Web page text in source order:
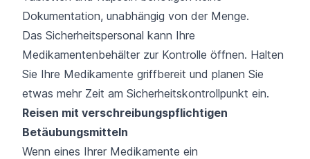
Dokumentation, unabhängig von der Menge.
Das Sicherheitspersonal kann Ihre
Medikamentenbehälter zur Kontrolle öffnen. Halten
Sie Ihre Medikamente griffbereit und planen Sie
etwas mehr Zeit am Sicherheitskontrollpunkt ein.
Reisen mit verschreibungspflichtigen
Betäubungsmitteln
Wenn eines Ihrer Medikamente ein